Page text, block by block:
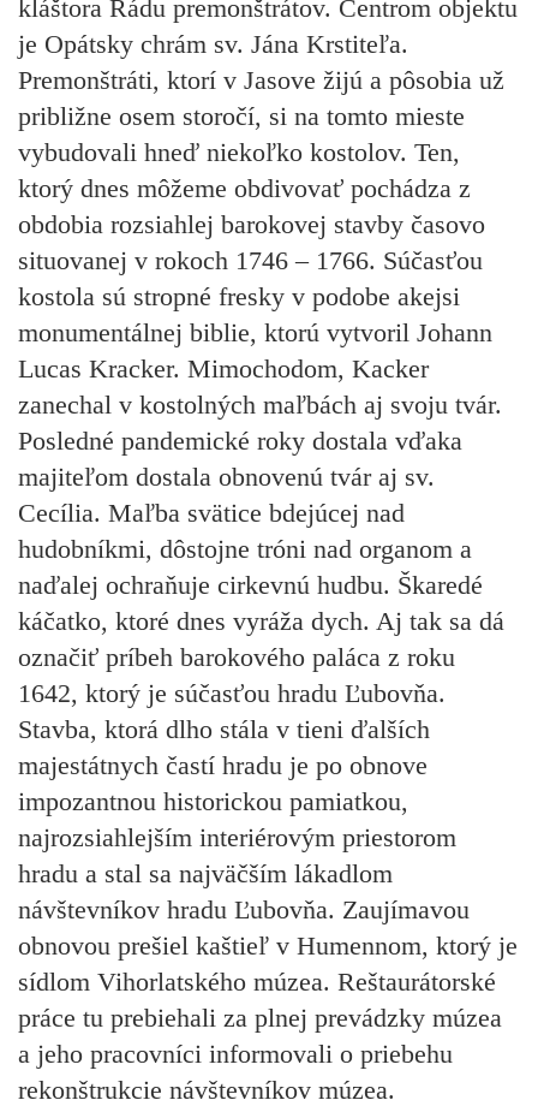
kláštora Rádu premonštrátov. Centrom objektu
je Opátsky chrám sv. Jána Krstiteľa.
Premonštráti, ktorí v Jasove žijú a pôsobia už
približne osem storočí, si na tomto mieste
vybudovali hneď niekoľko kostolov. Ten,
ktorý dnes môžeme obdivovať pochádza z
obdobia rozsiahlej barokovej stavby časovo
situovanej v rokoch 1746 – 1766. Súčasťou
kostola sú stropné fresky v podobe akejsi
monumentálnej biblie, ktorú vytvoril Johann
Lucas Kracker. Mimochodom, Kacker
zanechal v kostolných maľbách aj svoju tvár.
Posledné pandemické roky dostala vďaka
majiteľom dostala obnovenú tvár aj sv.
Cecília. Maľba svätice bdejúcej nad
hudobníkmi, dôstojne tróni nad organom a
naďalej ochraňuje cirkevnú hudbu. Škaredé
káčatko, ktoré dnes vyráža dych. Aj tak sa dá
označiť príbeh barokového paláca z roku
1642, ktorý je súčasťou hradu Ľubovňa.
Stavba, ktorá dlho stála v tieni ďalších
majestátnych častí hradu je po obnove
impozantnou historickou pamiatkou,
najrozsiahlejším interiérovým priestorom
hradu a stal sa najväčším lákadlom
návštevníkov hradu Ľubovňa. Zaujímavou
obnovou prešiel kaštieľ v Humennom, ktorý je
sídlom Vihorlatského múzea. Reštaurátorské
práce tu prebiehali za plnej prevádzky múzea
a jeho pracovníci informovali o priebehu
rekonštrukcie návštevníkov múzea.